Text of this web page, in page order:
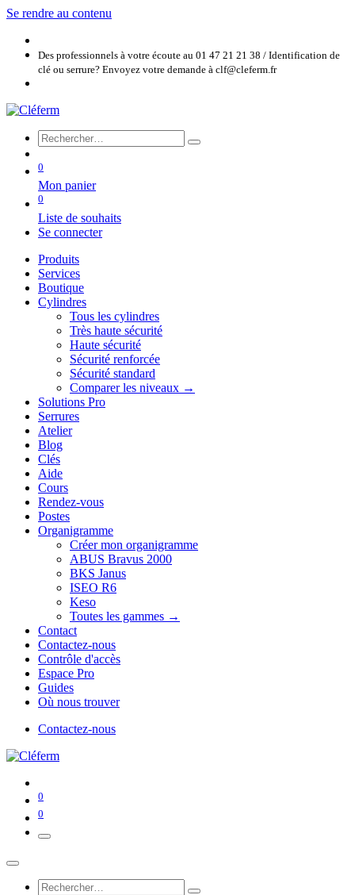
Se rendre au contenu
Des professionnels à votre écoute au 01 47 21 21 38 / Identification de
clé ou serrure? Envoyez votre demande à clf@cleferm.fr
0
Mon panier
0
Liste de souhaits
Se connecter
Produits
Services
Boutique
Cylindres
Tous les cylindres
Très haute sécurité
Haute sécurité
Sécurité renforcée
Sécurité standard
Comparer les niveaux →
Solutions Pro
Serrures
Atelier
Blog
Clés
Aide
Cours
Rendez-vous
Postes
Organigramme
Créer mon organigramme
ABUS Bravus 2000
BKS Janus
ISEO R6
Keso
Toutes les gammes →
Contact
Contactez-nous
Contrôle d'accès
Espace Pro
Guides
Où nous trouver
Contactez-nous
0
0